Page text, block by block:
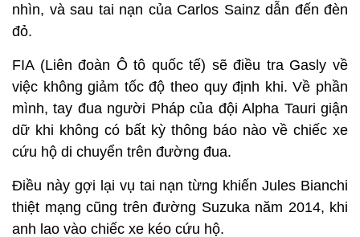
nhìn, và sau tai nạn của Carlos Sainz dẫn đến đèn
đỏ.
FIA (Liên đoàn Ô tô quốc tế) sẽ điều tra Gasly về
việc không giảm tốc độ theo quy định khi. Về phần
mình, tay đua người Pháp của đội Alpha Tauri giận
dữ khi không có bất kỳ thông báo nào về chiếc xe
cứu hộ di chuyển trên đường đua.
Điều này gợi lại vụ tai nạn từng khiến Jules Bianchi
thiệt mạng cũng trên đường Suzuka năm 2014, khi
anh lao vào chiếc xe kéo cứu hộ.